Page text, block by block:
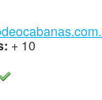
+ 10